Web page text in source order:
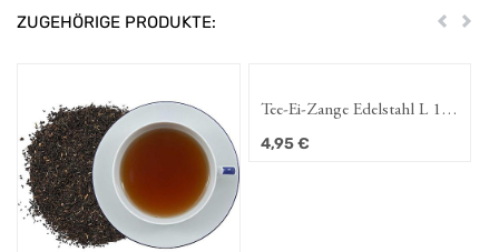
ZUGEHÖRIGE PRODUKTE: Zurück
Tee-Ei-Zange Edelstahl L 18
cm, Ø 6,5 cm
4,95€